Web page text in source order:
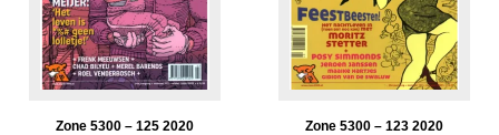
Zone 5300 – 125 2020
Zone 5300 – 123 2020